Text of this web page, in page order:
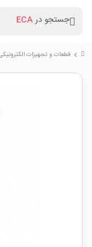
جستجو درECA
chevron_right قطعات و تجهیزات